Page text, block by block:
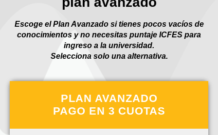
Escoge el Plan Avanzado si tienes pocos vacíos de
conocimientos y no necesitas puntaje ICFES para
ingreso a la universidad.
Selecciona solo una alternativa.
PLAN AVANZADO
PAGO EN 3 CUOTAS